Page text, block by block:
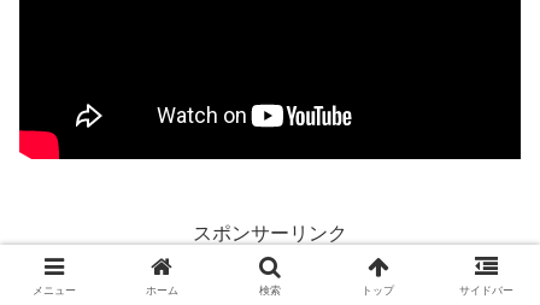
スポンサーリンク
メニュー ホーム 検索 トップ サイドバー